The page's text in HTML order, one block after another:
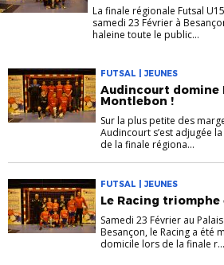
La finale régionale Futsal
samedi 23 Février à
haleine toute le public...
FUTSAL | JEUNES
Audincourt domine
Montlebon !
Sur la plus petite des
Audincourt s’est adjugée
de la finale régiona...
FUTSAL | JEUNES
Le Racing triomphe
Samedi 23 Février au
Besançon, le Racing a été
domicile lors de la finale r...